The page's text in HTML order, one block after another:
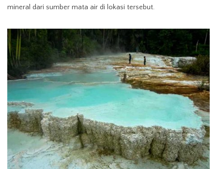
mineral dari sumber mata air di lokasi tersebut.